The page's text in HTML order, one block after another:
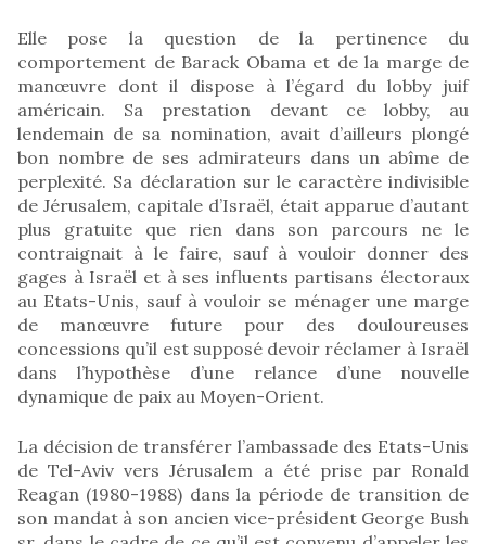
Elle pose la question de la pertinence du
comportement de Barack Obama et de la marge de
manœuvre dont il dispose à l’égard du lobby juif
américain. Sa prestation devant ce lobby, au
lendemain de sa nomination, avait d’ailleurs plongé
bon nombre de ses admirateurs dans un abîme de
perplexité. Sa déclaration sur le caractère indivisible
de Jérusalem, capitale d’Israël, était apparue d’autant
plus gratuite que rien dans son parcours ne le
contraignait à le faire, sauf à vouloir donner des
gages à Israël et à ses influents partisans électoraux
au Etats-Unis, sauf à vouloir se ménager une marge
de manœuvre future pour des douloureuses
concessions qu’il est supposé devoir réclamer à Israël
dans l’hypothèse d’une relance d’une nouvelle
dynamique de paix au Moyen-Orient.
La décision de transférer l’ambassade des Etats-Unis
de Tel-Aviv vers Jérusalem a été prise par Ronald
Reagan (1980-1988) dans la période de transition de
son mandat à son ancien vice-président George Bush